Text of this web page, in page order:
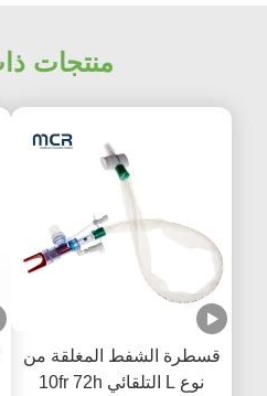
منتجات
قسطرة الشفط المغلقة من
نوع L التلقائي 10fr 72h